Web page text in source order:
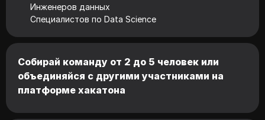
Инженеров данных
Специалистов по Data Science
Собирай команду от 2 до 5 человек или
объединяйся с другими участниками на
платформе хакатона